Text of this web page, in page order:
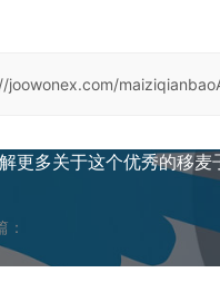
joowonex.com/
：
更多关于这个优秀的移